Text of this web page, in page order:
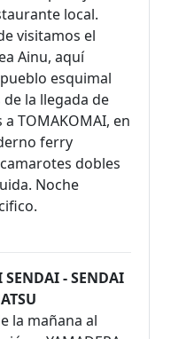
local.
visitamos el
Ainu, aquí
esquimal
la llegada de
TOMAKOMAI, en
ferry
dobles
Noche
- SENDAI
la mañana al